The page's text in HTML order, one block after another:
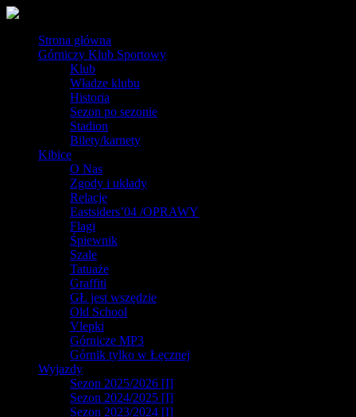
Strona główna
Górniczy Klub Sportowy
Klub
Władze klubu
Historia
Sezon po sezonie
Stadion
Bilety/karnety
Kibice
O Nas
Zgody i układy
Relacje
Eastsiders’04 /OPRAWY
Flagi
Śpiewnik
Szale
Tatuaże
Graffiti
GŁ jest wszędzie
Old School
Vlepki
Górnicze MP3
Górnik tylko w Łęcznej
Wyjazdy
Sezon 2025/2026 [I]
Sezon 2024/2025 [I]
Sezon 2023/2024 [I]